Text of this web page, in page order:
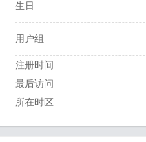
生日
用户组
注册时间
最后访问
所在时区